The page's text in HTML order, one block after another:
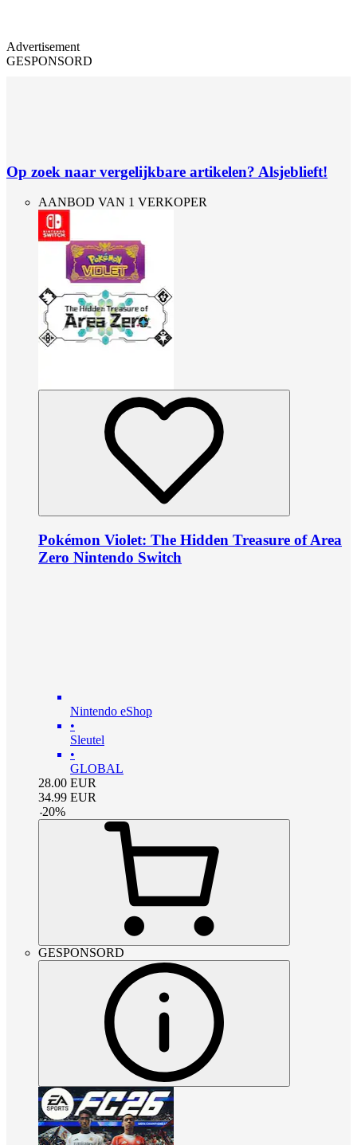
Advertisement
GESPONSORD
Op zoek naar vergelijkbare artikelen? Alsjeblieft!
AANBOD VAN 1 VERKOPER
Pokémon Violet: The Hidden Treasure of Area
Zero Nintendo Switch
Nintendo eShop
•
Sleutel
•
GLOBAL
28.00 EUR
34.99 EUR
-20%
GESPONSORD